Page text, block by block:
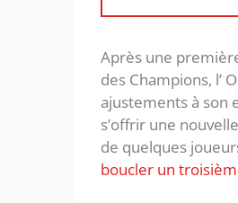
Après une
des Champions,
ajustements à son
s’offrir une
de quelques
boucler un